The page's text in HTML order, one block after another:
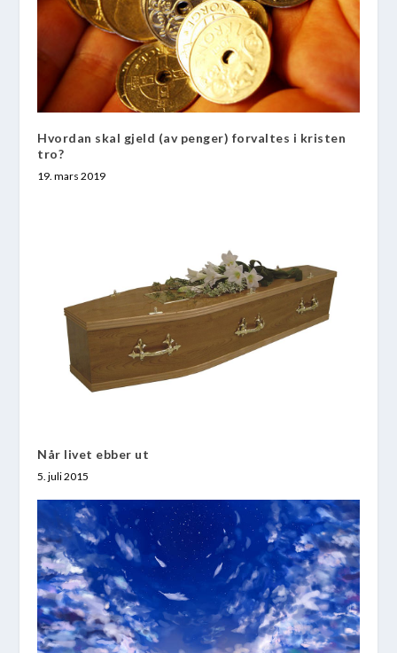
Hvordan skal gjeld (av penger) forvaltes i kristen
tro?
19. mars 2019
Når livet ebber ut
5. juli 2015